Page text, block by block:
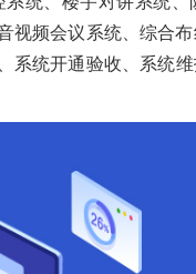
视频会议系统、综合
系统开通验收、系统